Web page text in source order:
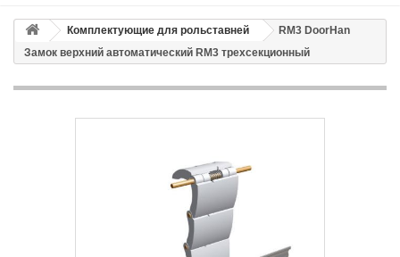
Комплектующие для рольставней
RM3 DoorHan
Замок верхний автоматический RM3 трехсекционный
Способ доставки*